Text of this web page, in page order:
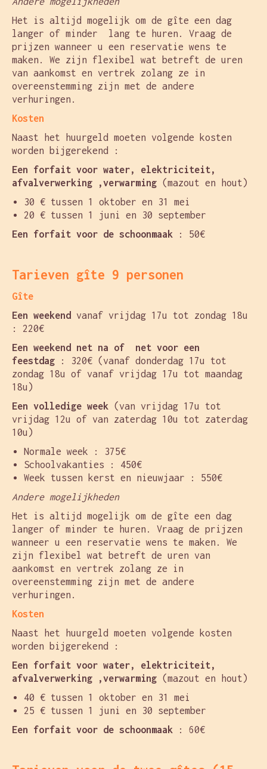
Het is altijd mogelijk om de gîte een dag
langer of minder lang te huren. Vraag de
prijzen wanneer u een reservatie wens te
maken. We zijn flexibel wat betreft de uren
van aankomst en vertrek zolang ze in
overeenstemming zijn met de andere
verhuringen.
Kosten
Naast het huurgeld moeten volgende kosten
worden bijgerekend :
Een forfait voor water, elektriciteit,
afvalverwerking ,verwarming (mazout en hout)
30 € tussen 1 oktober en 31 mei
20 € tussen 1 juni en 30 september
Een forfait voor de schoonmaak : 50€
Tarieven gîte 9 personen
Gîte
Een weekend
vanaf vrijdag 17u tot zondag 18u
: 220€
Een weekend net na of net voor een
feestdag : 320€ (vanaf donderdag 17u tot
zondag 18u of vanaf vrijdag 17u tot maandag
18u)
Een volledige week (van vrijdag 17u tot
vrijdag 12u of van zaterdag 10u tot zaterdag
10u)
Normale week : 375€
Schoolvakanties : 450€
Week tussen kerst en nieuwjaar : 550€
Andere mogelijkheden
Het is altijd mogelijk om de gîte een dag
langer of minder te huren. Vraag de prijzen
wanneer u een reservatie wens te maken. We
zijn flexibel wat betreft de uren van
aankomst en vertrek zolang ze in
overeenstemming zijn met de andere
verhuringen.
Kosten
Naast het huurgeld moeten volgende kosten
worden bijgerekend :
Een forfait voor water, elektriciteit,
afvalverwerking ,verwarming (mazout en hout)
40 € tussen 1 oktober en 31 mei
25 € tussen 1 juni en 30 september
Een forfait voor de schoonmaak : 60€